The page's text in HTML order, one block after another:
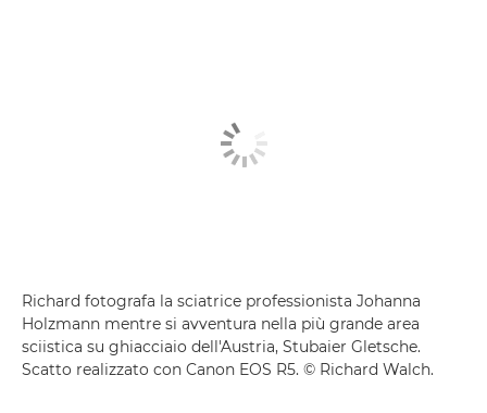
Richard fotografa la sciatrice professionista Johanna
Holzmann mentre si avventura nella più grande area
sciistica su ghiacciaio dell'Austria, Stubaier Gletsche.
Scatto realizzato con Canon EOS R5. © Richard Walch.